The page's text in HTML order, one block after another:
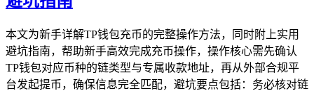
本文为新手详解TP钱包充币的完整操作方法，同时附上实用
避坑指南，帮助新手高效完成充币操作，操作核心需先确认
TP钱包对应币种的链类型与专属收款地址，再从外部合规平
台发起提币，确保信息完全匹配，避坑要点包括：务必核对链